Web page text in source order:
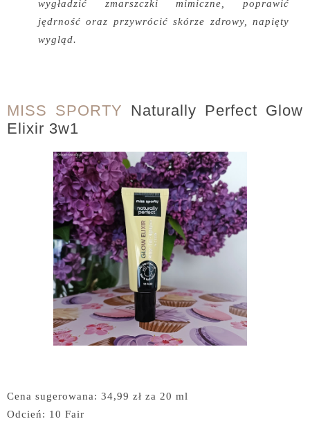
wygładzić zmarszczki mimiczne, poprawić
jędrność oraz przywrócić skórze zdrowy, napięty
wygląd.
MISS SPORTY Naturally Perfect Glow
Elixir 3w1
Cena sugerowana: 34,99 zł za 20 ml
Odcień: 10 Fair